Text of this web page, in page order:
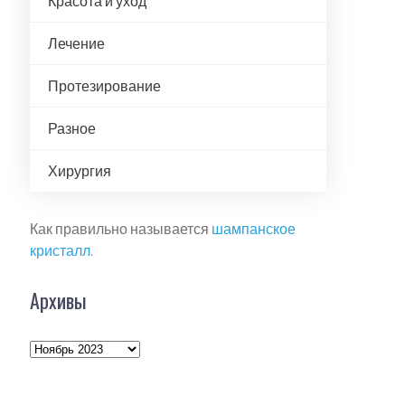
Лечение
Протезирование
Разное
Хирургия
Как правильно называется шампанское
кристалл.
Архивы
Архивы